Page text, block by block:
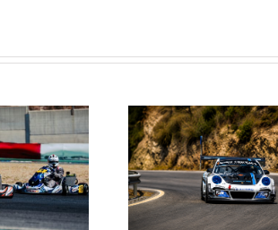
Janssens conquista la
Cerro de los Cañones
2026 en un brillante
de automovilismo
La Subida al
Cañones levanta hoy
un cartel de